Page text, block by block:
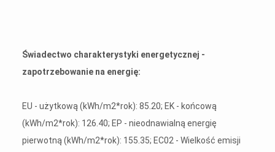
Świadectwo charakterystyki energetycznej -
zapotrzebowanie na energię:
EU - użytkową (kWh/m2*rok): 85.20; EK - końcową
(kWh/m2*rok): 126.40; EP - nieodnawialną energię
pierwotną (kWh/m2*rok): 155.35; EC02 - Wielkość emisji